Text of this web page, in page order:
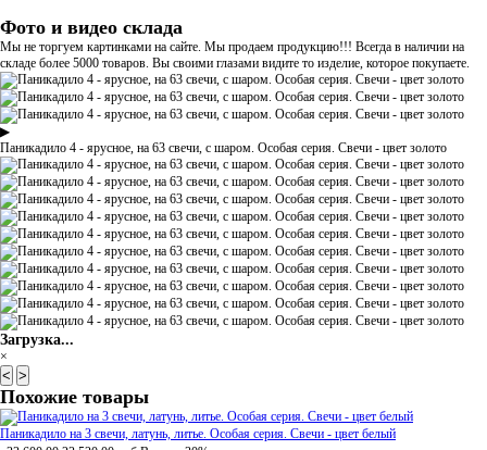
Фото и видео склада
Мы не торгуем картинками на сайте. Мы продаем продукцию!!! Всегда в наличии на
складе более 5000 товаров. Вы своими глазами видите то изделие, которое покупаете.
▶
Паникадило 4 - ярусное, на 63 свечи, с шаром. Особая серия. Свечи - цвет золото
Загрузка...
×
< >
Похожие товары
Паникадило на 3 свечи, латунь, литье. Особая серия. Свечи - цвет белый